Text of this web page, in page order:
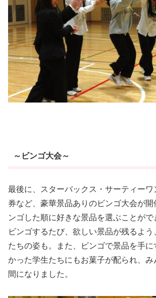
～ビンゴ大会～
最後に、スターバックス・サーティーワ
券など、豪華景品ありのビンゴ大会が
ンゴした順に好きな景品を選ぶことが
ビンゴするたび、欲しい景品が残るよ
たちの姿も。また、ビンゴで景品を手
かった学生たちにもお菓子が配られ、
間になりました。